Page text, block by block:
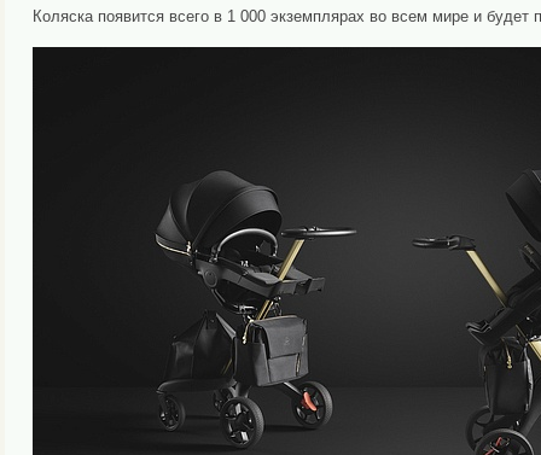
Коляска появится всего в 1 000 экземплярах во всем мире и будет